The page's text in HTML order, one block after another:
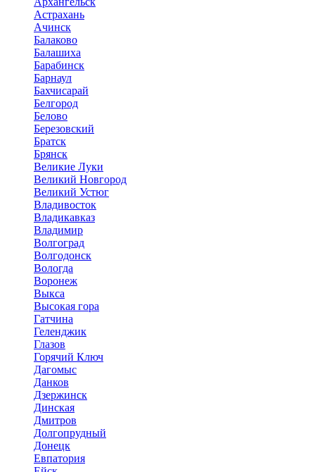
Астрахань
Ачинск
Балаково
Балашиха
Барабинск
Барнаул
Бахчисарай
Белгород
Белово
Березовский
Братск
Брянск
Великие Луки
Великий Новгород
Великий Устюг
Владивосток
Владикавказ
Владимир
Волгоград
Волгодонск
Вологда
Воронеж
Выкса
Высокая гора
Гатчина
Геленджик
Глазов
Горячий Ключ
Дагомыс
Данков
Дзержинск
Динская
Дмитров
Долгопрудный
Донецк
Евпатория